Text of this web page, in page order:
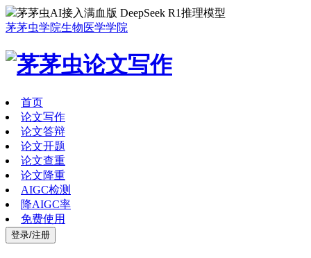
茅茅虫AI接入满血版 DeepSeek R1推理模型
茅茅虫学院生物医学学院
首页
论文写作
论文答辩
论文开题
论文查重
论文降重
AIGC检测
降AIGC率
免费使用
登录/注册